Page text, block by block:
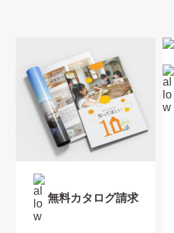
無料カタログ請求